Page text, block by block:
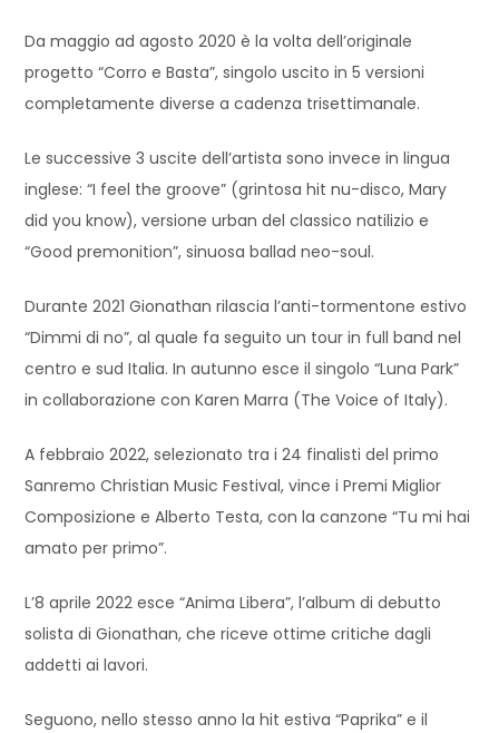
Da maggio ad agosto 2020 è la volta dell’originale
progetto “Corro e Basta”, singolo uscito in 5 versioni
completamente diverse a cadenza trisettimanale.
Le successive 3 uscite dell’artista sono invece in lingua
inglese: “I feel the groove” (grintosa hit nu-disco, Mary
did you know), versione urban del classico natilizio e
“Good premonition”, sinuosa ballad neo-soul.
Durante 2021 Gionathan rilascia l’anti-tormentone estivo
“Dimmi di no”, al quale fa seguito un tour in full band nel
centro e sud Italia. In autunno esce il singolo “Luna Park”
in collaborazione con Karen Marra (The Voice of Italy).
A febbraio 2022, selezionato tra i 24 finalisti del primo
Sanremo Christian Music Festival, vince i Premi Miglior
Composizione e Alberto Testa, con la canzone “Tu mi hai
amato per primo”.
L’8 aprile 2022 esce “Anima Libera”, l’album di debutto
solista di Gionathan, che riceve ottime critiche dagli
addetti ai lavori.
Seguono, nello stesso anno la hit estiva “Paprika” e il